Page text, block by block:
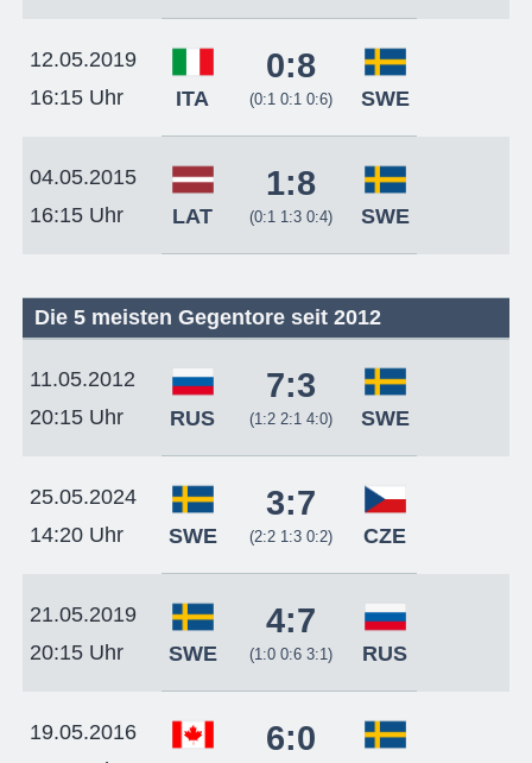
12.05.2019
16:15 Uhr
ITA
0:8
(0:1 0:1 0:6) SWE
04.05.2015
16:15 Uhr
LAT
1:8
(0:1 1:3 0:4) SWE
Die 5 meisten Gegentore seit 2012
11.05.2012
20:15 Uhr
RUS
7:3
(1:2 2:1 4:0) SWE
25.05.2024
14:20 Uhr
SWE
3:7
(2:2 1:3 0:2) CZE
21.05.2019
20:15 Uhr
SWE
4:7
(1:0 0:6 3:1) RUS
19.05.2016
6:0